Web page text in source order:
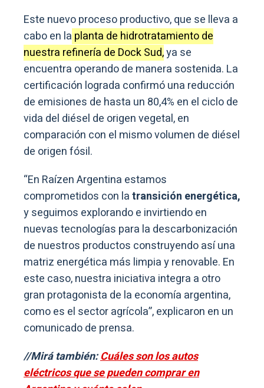
Este nuevo proceso productivo, que se lleva a
cabo en la planta de hidrotratamiento de
nuestra refinería de Dock Sud,ya se
encuentra operando de manera sostenida. La
certificación lograda confirmó una reducción
de emisiones de hasta un 80,4% en el ciclo de
vida del diésel de origen vegetal, en
comparación con el mismo volumen de diésel
de origen fósil.
“En Raízen Argentina estamos
comprometidos con latransición energética,
y seguimos explorando e invirtiendo en
nuevas tecnologías para la descarbonización
de nuestros productos construyendo así una
matriz energética más limpia y renovable. En
este caso, nuestra iniciativa integra a otro
gran protagonista de la economía argentina,
como es el sector agrícola”, explicaron en un
comunicado de prensa.
//Mirá también:Cuáles son los autos
eléctricos que se pueden comprar en